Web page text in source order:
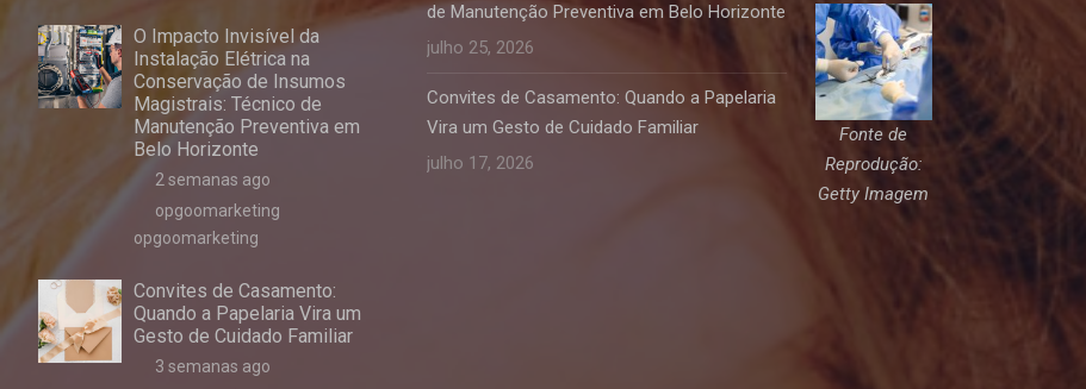
O Impacto Invisível da
Instalação Elétrica na
Conservação de Insumos
Magistrais: Técnico de
Manutenção Preventiva em
Belo Horizonte
2 semanas ago
opgoomarketing
opgoomarketing
Convites de Casamento:
Quando a Papelaria Vira um
Gesto de Cuidado Familiar
3 semanas ago
de Manutenção Preventiva em Belo Horizonte
julho 25, 2026
Convites de Casamento: Quando a Papelaria
Vira um Gesto de Cuidado Familiar
julho 17, 2026
Fonte de
Reprodução:
Getty Imagem